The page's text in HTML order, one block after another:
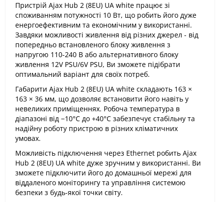
Пристрій Ajax Hub 2 (8EU) UA white працює зі
споживанням потужності 10 Вт, що робить його дуже
енергоефективним та економічним у використанні.
Завдяки можливості живлення від різних джерел - від
попередньо встановленого блоку живлення з
напругою 110-240 В або альтернативного блоку
живлення 12V PSU/6V PSU, Ви зможете підібрати
оптимальний варіант для своїх потреб.
Габарити Ajax Hub 2 (8EU) UA white складають 163 ×
163 × 36 мм, що дозволяє встановити його навіть у
невеликих приміщеннях. Робоча температура в
діапазоні від −10°С до +40°С забезпечує стабільну та
надійну роботу пристрою в різних кліматичних
умовах.
Можливість підключення через Ethernet робить Ajax
Hub 2 (8EU) UA white дуже зручним у використанні. Ви
зможете підключити його до домашньої мережі для
віддаленого моніторингу та управління системою
безпеки з будь-якої точки світу.